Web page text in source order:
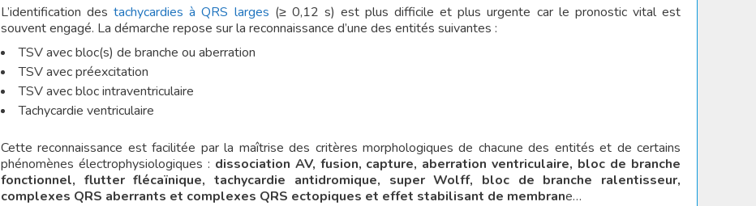
L’identification destachycardies à QRS larges (≥ 0,12 s) est plus difficile et plus urgente car le pronostic vital est
souvent engagé. La démarche repose sur la reconnaissance d’une des entités suivantes :
TSV avec bloc(s) de branche ou aberration
TSV avec préexcitation
TSV avec bloc intraventriculaire
Tachycardie ventriculaire
Cette reconnaissance est facilitée par la maîtrise des critères morphologiques de chacune des entités et de certains
phénomènes électrophysiologiques : dissociation AV, fusion, capture, aberration ventriculaire, bloc de branche
fonctionnel, flutter flécaïnique, tachycardie antidromique, super Wolff, bloc de branche ralentisseur,
complexes QRS aberrants et complexes QRS ectopiques et effet stabilisant de membrane…